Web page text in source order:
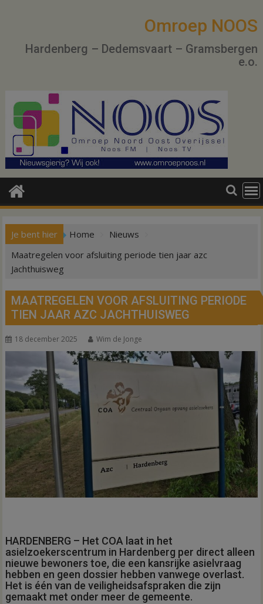
Omroep NOOS
Hardenberg – Dedemsvaart – Gramsbergen
e.o.
Je bent hier Home
Nieuws
Maatregelen voor afsluiting periode tien jaar azc
Jachthuisweg
MAATREGELEN VOOR AFSLUITING PERIODE
TIEN JAAR AZC JACHTHUISWEG
18 december 2025 Wim de Jonge
HARDENBERG – Het COA laat in het
asielzoekerscentrum in Hardenberg per direct alleen
nieuwe bewoners toe, die een kansrijke asielvraag
hebben en geen dossier hebben vanwege overlast.
Het is één van de veiligheidsafspraken die zijn
gemaakt met onder meer de gemeente.